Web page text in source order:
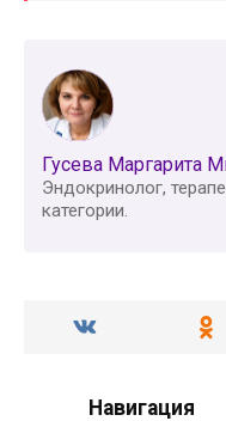
Гусева Маргарита
Эндокринолог,
категории.
Навигация